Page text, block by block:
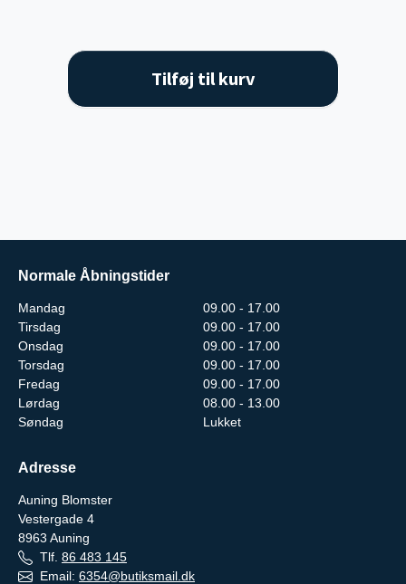
Tilføj til kurv
Normale Åbningstider
Mandag
09.00 - 17.00
Tirsdag
09.00 - 17.00
Onsdag
09.00 - 17.00
Torsdag
09.00 - 17.00
Fredag
09.00 - 17.00
Lørdag
08.00 - 13.00
Søndag
Lukket
Adresse
Auning Blomster
Vestergade 4
8963 Auning
Tlf. 86 483 145
Email: 6354@butiksmail.dk